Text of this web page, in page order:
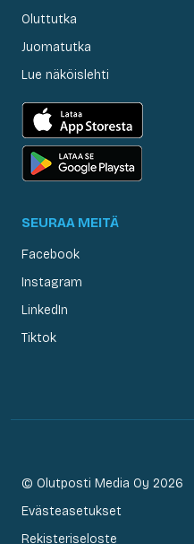
Oluttutka
Juomatutka
Lue näköislehti
SEURAA MEITÄ
Facebook
Instagram
LinkedIn
Tiktok
© Olutposti Media Oy 2026
Evästeasetukset
Rekisteriseloste